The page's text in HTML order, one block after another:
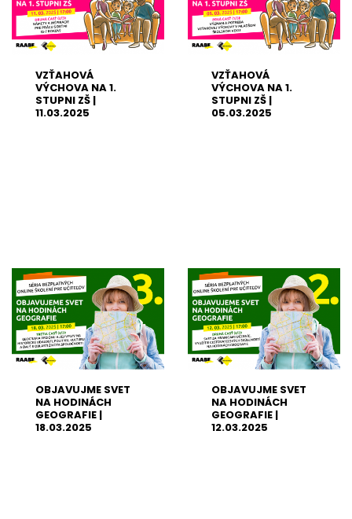
VZŤAHOVÁ
VÝCHOVA NA 1.
STUPNI ZŠ |
11.03.2025
VZŤAHOVÁ
VÝCHOVA NA 1.
STUPNI ZŠ |
05.03.2025
OBJAVUJME SVET
NA HODINÁCH
GEOGRAFIE |
18.03.2025
OBJAVUJME SVET
NA HODINÁCH
GEOGRAFIE |
12.03.2025